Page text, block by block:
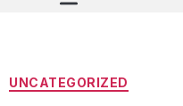
UNCATEGORIZED